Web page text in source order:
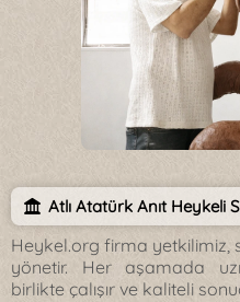
Atlı Atatürk Anıt Heykeli
Heykel.org firma yetkilimiz,
yönetir. Her aşamada
birlikte çalışır ve kaliteli